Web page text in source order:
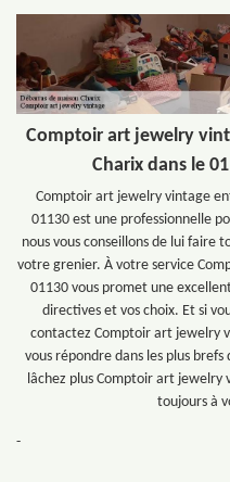
Comptoir art jewelry
Charix dans le
Comptoir art jewelry vintage
01130 est une professionnelle
nous vous conseillons de lui faire
votre grenier. À votre service
01130 vous promet une
directives et vos choix. Et si
contactez Comptoir art jewelry
vous répondre dans les plus
lâchez plus Comptoir art jewelry
toujours à
-